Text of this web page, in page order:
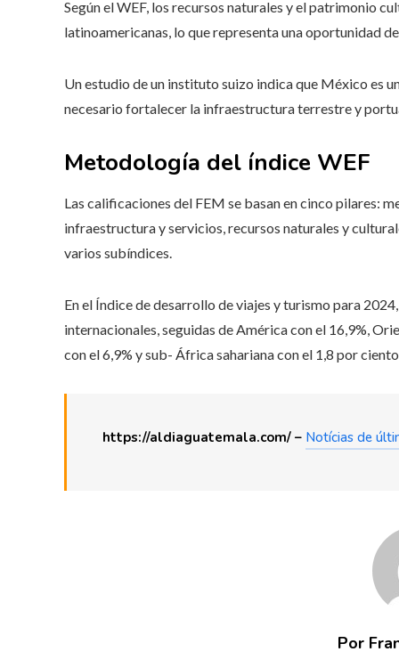
Según el WEF, los recursos naturales y el patrimonio
latinoamericanas, lo que representa una oportunidad
Un estudio de un instituto suizo indica que México es
necesario fortalecer la infraestructura terrestre y
Metodología del índice WEF
Las calificaciones del FEM se basan en cinco pilares:
infraestructura y servicios, recursos naturales y
varios subíndices.
En el Índice de desarrollo de viajes y turismo para
internacionales, seguidas de América con el 16,9%,
con el 6,9% y sub- África sahariana con el 1,8 por
https://aldiaguatemala.com/ – Notícias de
Por